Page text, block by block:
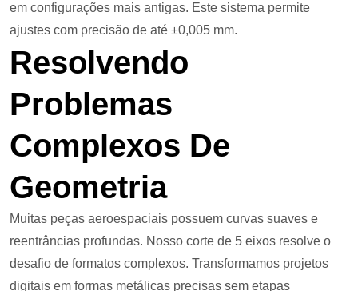
em configurações mais antigas. Este sistema permite
ajustes com precisão de até ±0,005 mm.
Resolvendo
Problemas
Complexos De
Geometria
Muitas peças aeroespaciais possuem curvas suaves e
reentrâncias profundas. Nosso corte de 5 eixos resolve o
desafio de formatos complexos. Transformamos projetos
digitais em formas metálicas precisas sem etapas